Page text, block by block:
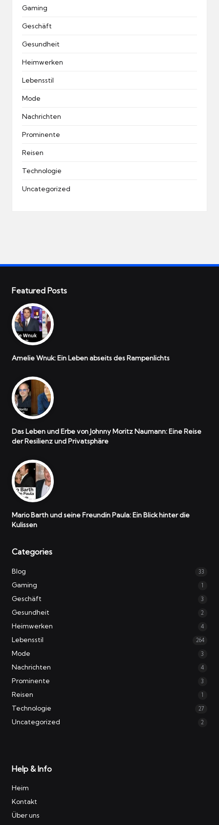
Gaming
Geschäft
Gesundheit
Heimwerken
Lebensstil
Mode
Nachrichten
Prominente
Reisen
Technologie
Uncategorized
Featured Posts
Amelie Wnuk: Ein Leben abseits des Rampenlichts
Das Leben und Erbe von Johnny Moritz Naumann: Eine Reise
der Resilienz und Privatsphäre
Mario Barth und seine Freundin Paula: Ein Blick hinter die
Kulissen
Categories
Blog 33
Gaming 1
Geschäft 3
Gesundheit 2
Heimwerken 4
Lebensstil 264
Mode 3
Nachrichten 4
Prominente 3
Reisen 1
Technologie 27
Uncategorized 2
Help & Info
Heim
Kontakt
Über uns